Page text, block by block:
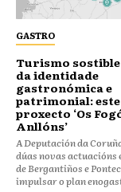
GASTRO
Turismo
da identidade
gastronómica e
patrimonial: este
proxecto ‘Os
Anllóns’
A Deputación da
dúas novas actuacións
de Bergantiños e
impulsar o plan